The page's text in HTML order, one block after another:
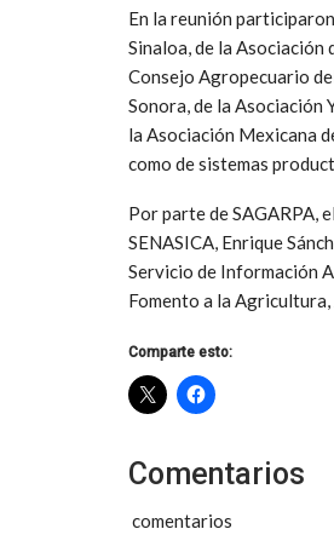
En la reunión
Sinaloa, de la Asociación
Consejo Agropecuario
Sonora, de la Asociación
la Asociación Mexicana
como de sistemas
Por parte de SAGARPA,
SENASICA, Enrique
Servicio de Información
Fomento a la
Comparte esto:
Comentarios
comentarios